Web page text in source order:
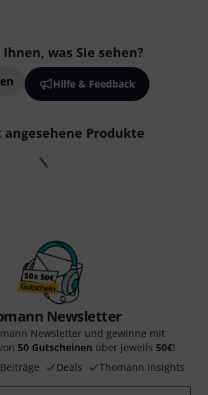
was Sie sehen?
Hilfe & Feedback
Produkte
Newsletter
Newsletter und gewinne mit
50 Gutscheinen über jeweils 50€!
Deals Thomann Insights